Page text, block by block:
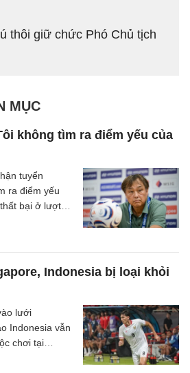
thôi giữ chức Phó Chủ tịch
MỤC
không tìm ra điểm yếu của
tuyển
ra điểm yếu
bại ở lượt
Sang Sik
kết.
Indonesia bị loại khỏi
lưới
Indonesia vẫn
chơi tại